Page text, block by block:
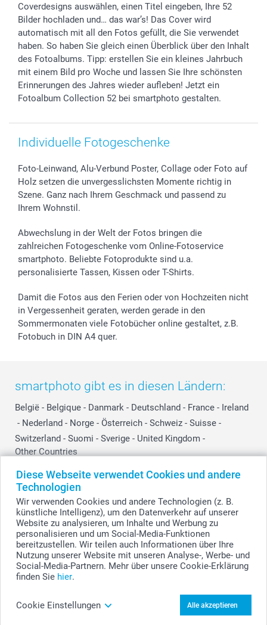
Diese Webseite verwendet Cookies und andere
Technologien
Wir verwenden Cookies und andere Technologien (z. B.
künstliche Intelligenz), um den Datenverkehr auf unserer
Website zu analysieren, um Inhalte und Werbung zu
personalisieren und um Social-Media-Funktionen
bereitzustellen. Wir teilen auch Informationen über Ihre
Nutzung unserer Website mit unseren Analyse-, Werbe- und
Social-Media-Partnern. Mehr über unsere Cookie-Erklärung
finden Sie hier.
Cookie Einstellungen Alle akzeptieren
smartfriends
smartgarantie
Coverdesigns auswählen, einen Titel eingeben, Ihre 52
Bilder hochladen und… das war’s! Das Cover wird
automatisch mit all den Fotos gefüllt, die Sie verwendet
haben. So haben Sie gleich einen Überblick über den Inhalt
des Fotoalbums. Tipp: erstellen Sie ein kleines Jahrbuch
mit einem Bild pro Woche und lassen Sie Ihre schönsten
Erinnerungen des Jahres wieder aufleben! Jetzt ein
Fotoalbum Collection 52 bei smartphoto gestalten.
Individuelle Fotogeschenke
Foto-Leinwand, Alu-Verbund Poster, Collage oder Foto auf
Holz setzen die unvergesslichsten Momente richtig in
Szene. Ganz nach Ihrem Geschmack und passend zu
Ihrem Wohnstil.
Abwechslung in der Welt der Fotos bringen die
zahlreichen Fotogeschenke vom Online-Fotoservice
smartphoto. Beliebte Fotoprodukte sind u.a.
personalisierte Tassen, Kissen oder T-Shirts.
Damit die Fotos aus den Ferien oder von Hochzeiten nicht
in Vergessenheit geraten, werden gerade in den
Sommermonaten viele Fotobücher online gestaltet, z.B.
Fotobuch in DIN A4 quer.
smartphoto gibt es in diesen Ländern:
België - Belgique - Danmark - Deutschland - France - Ireland
- Nederland - Norge - Österreich - Schweiz - Suisse -
Switzerland - Suomi - Sverige - United Kingdom -
Other Countries
© smartphoto Group. Alle Rechte vorbehalten.
Alle Preise verstehen sich in Schweizer Franken (CHF) inkl. MwSt. und zzgl.
Versandkosten.